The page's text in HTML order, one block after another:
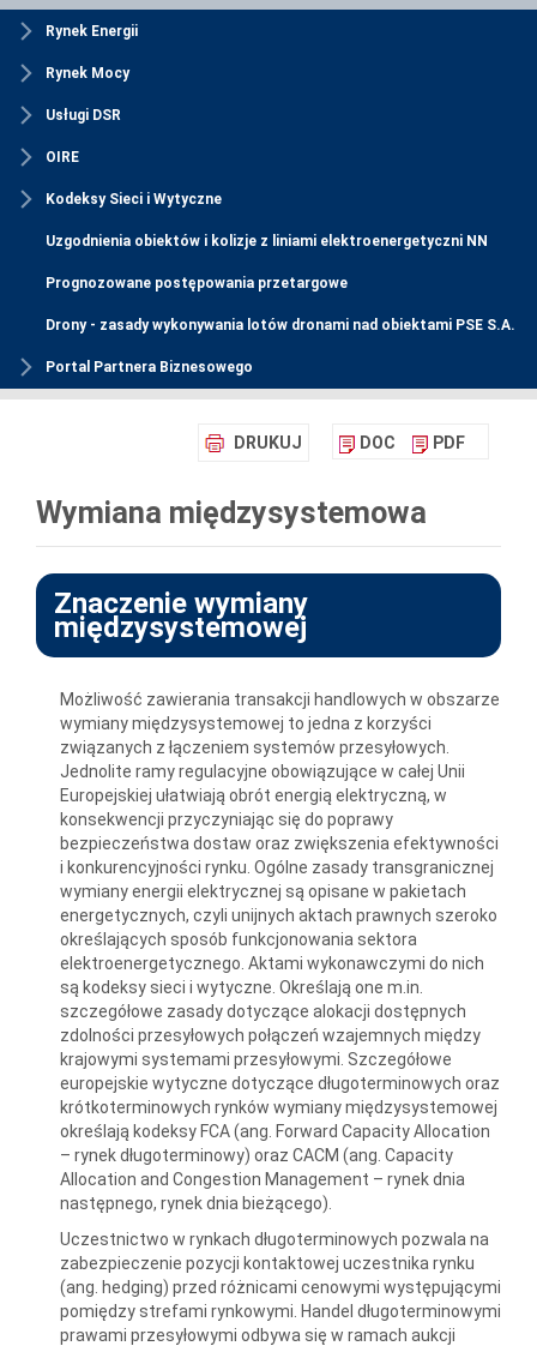
Rynek Energii
Rynek Mocy
Usługi DSR
OIRE
Kodeksy Sieci i Wytyczne
Uzgodnienia obiektów i kolizje z liniami elektroenergetyczni NN
Prognozowane postępowania przetargowe
Drony - zasady wykonywania lotów dronami nad obiektami PSE S.A.
Portal Partnera Biznesowego
DRUKUJ DOC PDF
Wymiana międzysystemowa
Znaczenie wymiany
międzysystemowej
Możliwość zawierania transakcji handlowych w obszarze
wymiany międzysystemowej to jedna z korzyści
związanych z łączeniem systemów przesyłowych.
Jednolite ramy regulacyjne obowiązujące w całej Unii
Europejskiej ułatwiają obrót energią elektryczną, w
konsekwencji przyczyniając się do poprawy
bezpieczeństwa dostaw oraz zwiększenia efektywności
i konkurencyjności rynku. Ogólne zasady transgranicznej
wymiany energii elektrycznej są opisane w pakietach
energetycznych, czyli unijnych aktach prawnych szeroko
określających sposób funkcjonowania sektora
elektroenergetycznego. Aktami wykonawczymi do nich
są kodeksy sieci i wytyczne. Określają one m.in.
szczegółowe zasady dotyczące alokacji dostępnych
zdolności przesyłowych połączeń wzajemnych między
krajowymi systemami przesyłowymi. Szczegółowe
europejskie wytyczne dotyczące długoterminowych oraz
krótkoterminowych rynków wymiany międzysystemowej
określają kodeksy FCA (ang. Forward Capacity Allocation
– rynek długoterminowy) oraz CACM (ang. Capacity
Allocation and Congestion Management – rynek dnia
następnego, rynek dnia bieżącego).
Uczestnictwo w rynkach długoterminowych pozwala na
zabezpieczenie pozycji kontaktowej uczestnika rynku
(ang. hedging) przed różnicami cenowymi występującymi
pomiędzy strefami rynkowymi. Handel długoterminowymi
prawami przesyłowymi odbywa się w ramach aukcji